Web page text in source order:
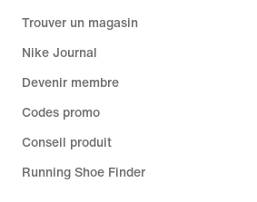
Trouver un magasin
Nike Journal
Devenir membre
Codes promo
Conseil produit
Running Shoe Finder